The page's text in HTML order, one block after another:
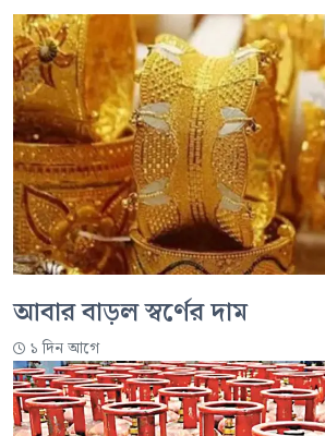
আবার বাড়ল স্বর্ণের দাম
১ দিন আগে